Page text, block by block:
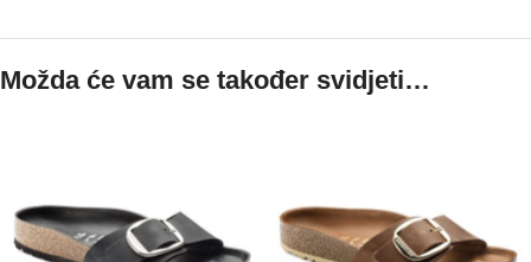
Možda će vam se također svidjeti…